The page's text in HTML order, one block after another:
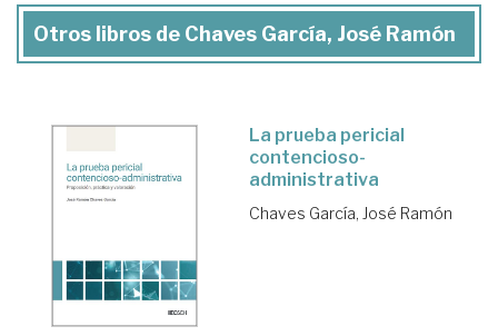
Otros libros de Chaves García, José Ramón
La prueba pericial
contencioso-
administrativa
Chaves García, José Ramón